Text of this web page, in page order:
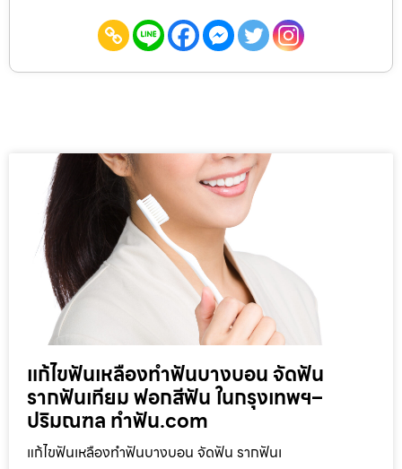
แก้ไขฟันเหลืองทำฟันบางบอน จัดฟัน
รากฟันเทียม ฟอกสีฟัน ในกรุงเทพฯ–
ปริมณฑล ทำฟัน.com
แก้ไขฟันเหลืองทำฟันบางบอน จัดฟัน รากฟันเ